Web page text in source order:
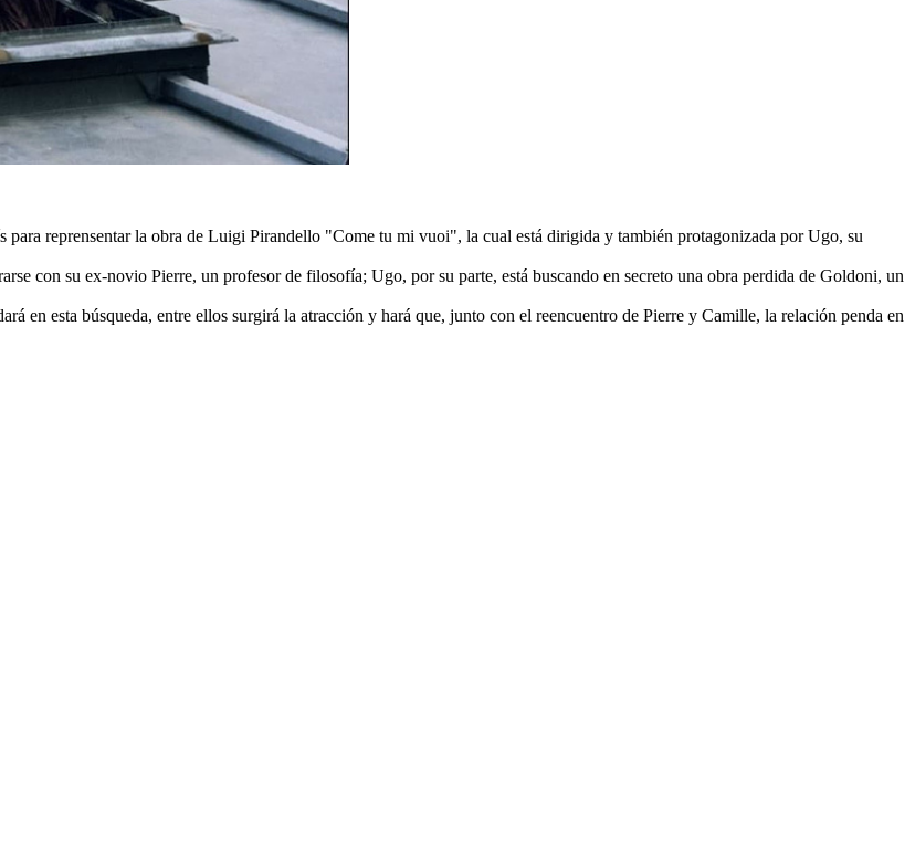
para reprensentar la obra de Luigi Pirandello "Come tu mi vuoi", la cual está dirigida y también protagonizada por Ugo, su
con su ex-novio Pierre, un profesor de filosofía; Ugo, por su parte, está buscando en secreto una obra perdida de Goldoni, un
en esta búsqueda, entre ellos surgirá la atracción y hará que, junto con el reencuentro de Pierre y Camille, la relación penda en